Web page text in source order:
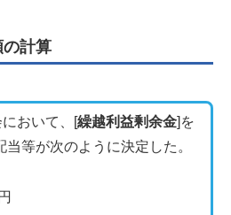
計算
おいて、[繰越利益剰余金]を
等が次のように決定した。